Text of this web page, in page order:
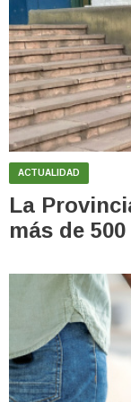
ACTUALIDAD
La
más de